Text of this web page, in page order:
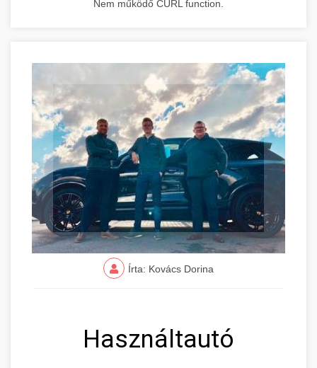
Nem működő CURL function.
Írta: Kovács Dorina
Használtautó